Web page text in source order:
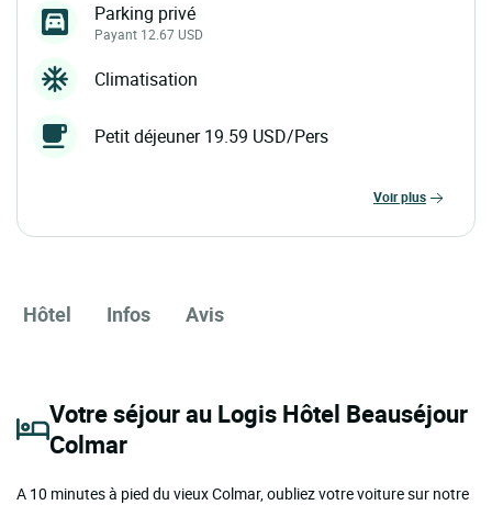
Parking privé
Payant 12.67 USD
Climatisation
Petit déjeuner 19.59 USD/Pers
voir plus
Hôtel Infos Avis
Votre séjour au Logis Hôtel Beauséjour
Colmar
A 10 minutes à pied du vieux Colmar, oubliez votre voiture sur notre